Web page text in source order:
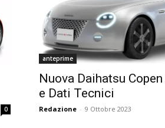
0
anteprime
Nuova Daihatsu
e Dati Tecnici
Redazione - 9 Ottobre 2023